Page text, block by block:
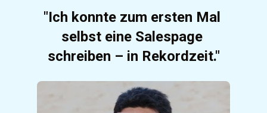
"Ich konnte zum ersten Mal
selbst eine Salespage
schreiben – in Rekordzeit."